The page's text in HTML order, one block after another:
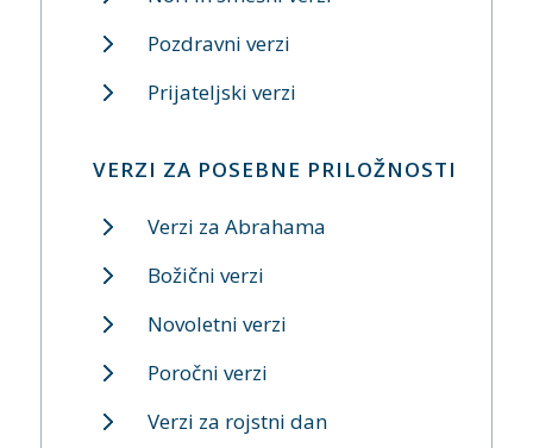
Pozdravni verzi
Prijateljski verzi
VERZI ZA POSEBNE PRILOŽNOSTI
Verzi za Abrahama
Božični verzi
Novoletni verzi
Poročni verzi
Verzi za rojstni dan